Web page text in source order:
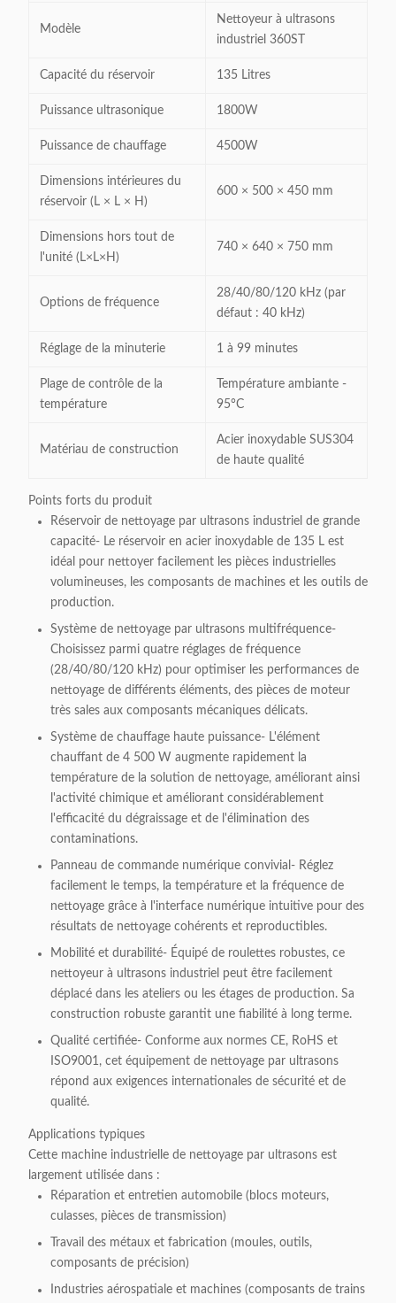
Modèle
Nettoyeur à ultrasons
industriel 360ST
Capacité du réservoir 135 Litres
Puissance ultrasonique 1800W
Puissance de chauffage 4500W
Dimensions intérieures du
réservoir (L × L × H)
600 × 500 × 450 mm
Dimensions hors tout de
l'unité (L×L×H)
740 × 640 × 750 mm
Options de fréquence
28/40/80/120 kHz (par
défaut : 40 kHz)
Réglage de la minuterie 1 à 99 minutes
Plage de contrôle de la
température
Température ambiante -
95°C
Matériau de construction
Acier inoxydable SUS304
de haute qualité
Points forts du produit
Réservoir de nettoyage par ultrasons industriel de grande
capacité- Le réservoir en acier inoxydable de 135 L est
idéal pour nettoyer facilement les pièces industrielles
volumineuses, les composants de machines et les outils de
production.
Système de nettoyage par ultrasons multifréquence-
Choisissez parmi quatre réglages de fréquence
(28/40/80/120 kHz) pour optimiser les performances de
nettoyage de différents éléments, des pièces de moteur
très sales aux composants mécaniques délicats.
Système de chauffage haute puissance- L'élément
chauffant de 4 500 W augmente rapidement la
température de la solution de nettoyage, améliorant ainsi
l'activité chimique et améliorant considérablement
l'efficacité du dégraissage et de l'élimination des
contaminations.
Panneau de commande numérique convivial - Réglez
facilement le temps, la température et la fréquence de
nettoyage grâce à l'interface numérique intuitive pour des
résultats de nettoyage cohérents et reproductibles.
Mobilité et durabilité- Équipé de roulettes robustes, ce
nettoyeur à ultrasons industriel peut être facilement
déplacé dans les ateliers ou les étages de production. Sa
construction robuste garantit une fiabilité à long terme.
Qualité certifiée- Conforme aux normes CE, RoHS et
ISO9001, cet équipement de nettoyage par ultrasons
répond aux exigences internationales de sécurité et de
qualité.
Applications typiques
Cette machine industrielle de nettoyage par ultrasons est
largement utilisée dans :
Réparation et entretien automobile (blocs moteurs,
culasses, pièces de transmission)
Travail des métaux et fabrication (moules, outils,
composants de précision)
Industries aérospatiale et machines (composants de trains